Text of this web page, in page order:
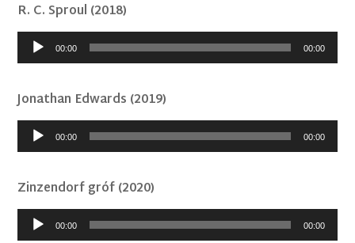
R. C. Sproul (2018)
Audió
lejátszó00:00 00:00
Jonathan Edwards (2019)
Audió
lejátszó00:00 00:00
Zinzendorf gróf (2020)
Audió
lejátszó00:00 00:00